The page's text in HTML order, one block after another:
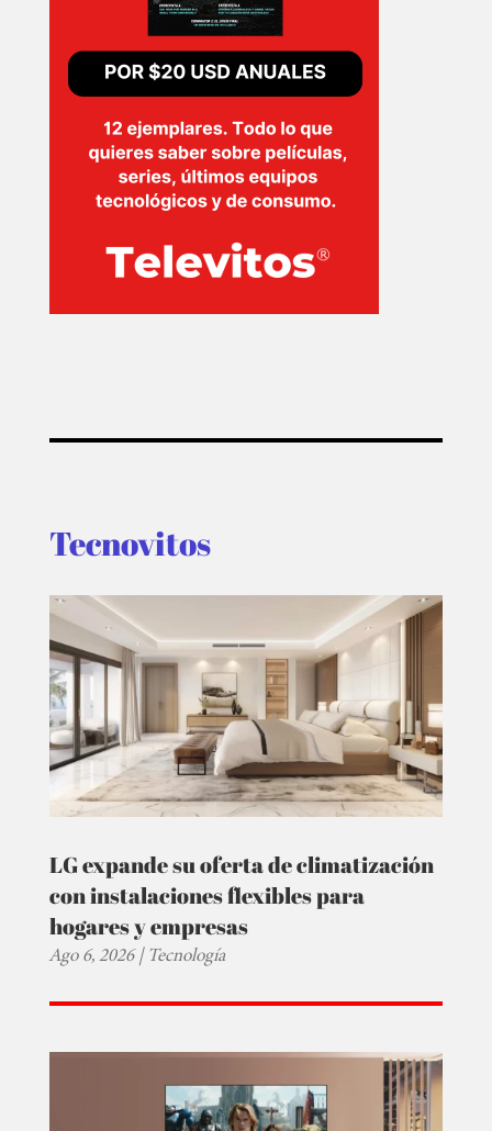
TECNOVITOS
T-
PLUS
EVENTOS
Tecnovitos
LG expande su oferta de climatización
con instalaciones flexibles para
hogares y empresas
Ago 6, 2026|Tecnología